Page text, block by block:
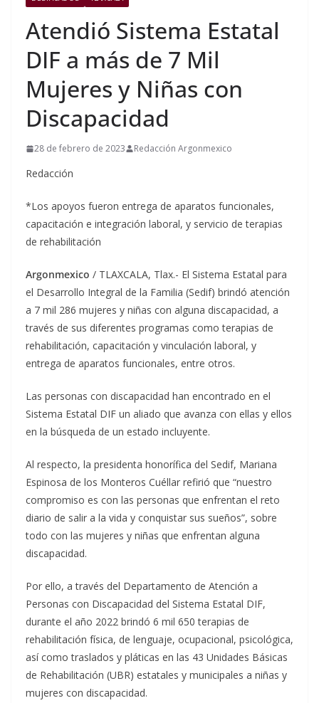
Atendió Sistema Estatal
DIF a más de 7 Mil
Mujeres y Niñas con
Discapacidad
28 de febrero de 2023 Redacción Argonmexico
Redacción
*Los apoyos fueron entrega de aparatos funcionales,
capacitación e integración laboral, y servicio de terapias
de rehabilitación
Argonmexico / TLAXCALA, Tlax.- El Sistema Estatal para
el Desarrollo Integral de la Familia (Sedif) brindó atención
a 7 mil 286 mujeres y niñas con alguna discapacidad, a
través de sus diferentes programas como terapias de
rehabilitación, capacitación y vinculación laboral, y
entrega de aparatos funcionales, entre otros.
Las personas con discapacidad han encontrado en el
Sistema Estatal DIF un aliado que avanza con ellas y ellos
en la búsqueda de un estado incluyente.
Al respecto, la presidenta honorífica del Sedif, Mariana
Espinosa de los Monteros Cuéllar refirió que “nuestro
compromiso es con las personas que enfrentan el reto
diario de salir a la vida y conquistar sus sueños”, sobre
todo con las mujeres y niñas que enfrentan alguna
discapacidad.
Por ello, a través del Departamento de Atención a
Personas con Discapacidad del Sistema Estatal DIF,
durante el año 2022 brindó 6 mil 650 terapias de
rehabilitación física, de lenguaje, ocupacional, psicológica,
así como traslados y pláticas en las 43 Unidades Básicas
de Rehabilitación (UBR) estatales y municipales a niñas y
mujeres con discapacidad.